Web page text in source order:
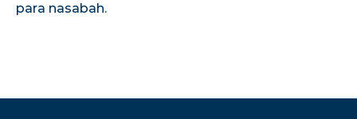
para nasabah.